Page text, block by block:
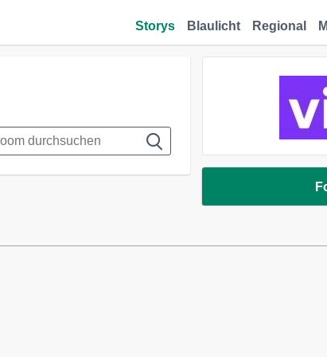
Storys Blaulicht Regional